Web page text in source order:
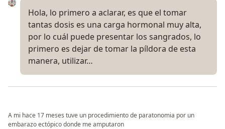
Hola, lo primero a aclarar, es que el tomar
tantas dosis es una carga hormonal muy alta,
por lo cuál puede presentar los sangrados, lo
primero es dejar de tomar la píldora de esta
manera, utilizar…
A mi hace 17 meses tuve un procedimiento de paratonomia por un
embarazo ectópico donde me amputaron